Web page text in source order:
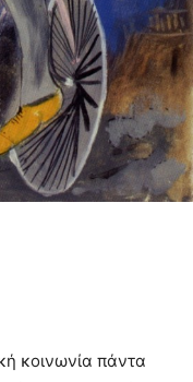
κοινωνία πάντα